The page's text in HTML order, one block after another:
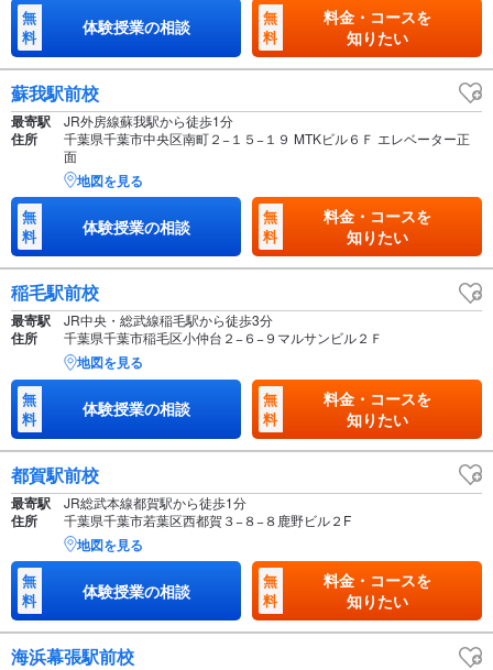
無
料
体験授業の相談
無
料
料金・コースを
知りたい
蘇我駅前校
最寄駅 JR外房線蘇我駅から徒歩1分
住所
千葉県千葉市中央区南町２−１５−１９ MTKビル６Ｆ エレベーター正
面
地図を見る
無
料
体験授業の相談
無
料
料金・コースを
知りたい
稲毛駅前校
最寄駅 JR中央・総武線稲毛駅から徒歩3分
住所 千葉県千葉市稲毛区小仲台２−６−９マルサンビル２Ｆ
地図を見る
無
料
体験授業の相談
無
料
料金・コースを
知りたい
都賀駅前校
最寄駅 JR総武本線都賀駅から徒歩1分
住所 千葉県千葉市若葉区西都賀３−８−８鹿野ビル２F
地図を見る
無
料
体験授業の相談
無
料
料金・コースを
知りたい
海浜幕張駅前校